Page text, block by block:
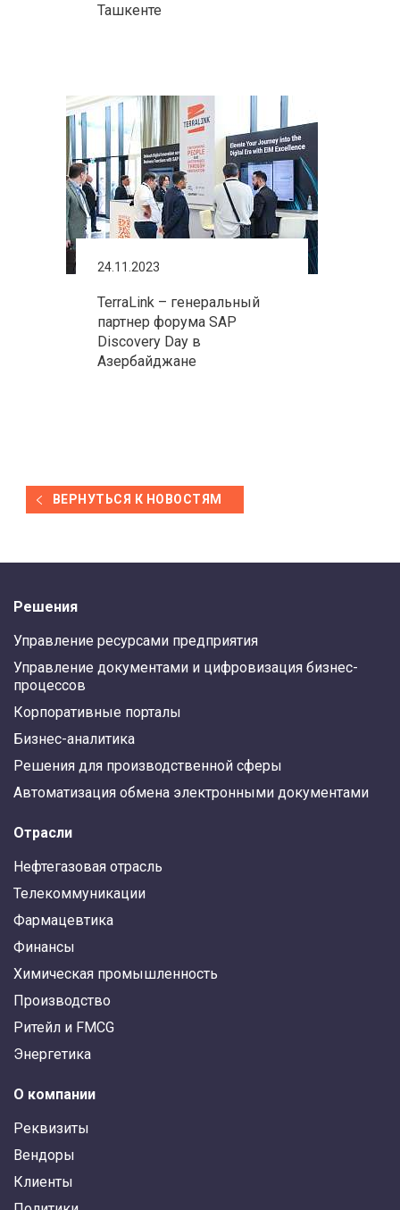
Ташкенте
24.11.2023
TerraLink – генеральный
партнер форума SAP
Discovery Day в
Азербайджане
ВЕРНУТЬСЯ К НОВОСТЯМ
Решения
Управление ресурсами предприятия
Управление документами и цифровизация бизнес-
процессов
Корпоративные порталы
Бизнес-аналитика
Решения для производственной сферы
Автоматизация обмена электронными документами
Отрасли
Нефтегазовая отрасль
Телекоммуникации
Фармацевтика
Финансы
Химическая промышленность
Производство
Ритейл и FMCG
Энергетика
О компании
Реквизиты
Вендоры
Клиенты